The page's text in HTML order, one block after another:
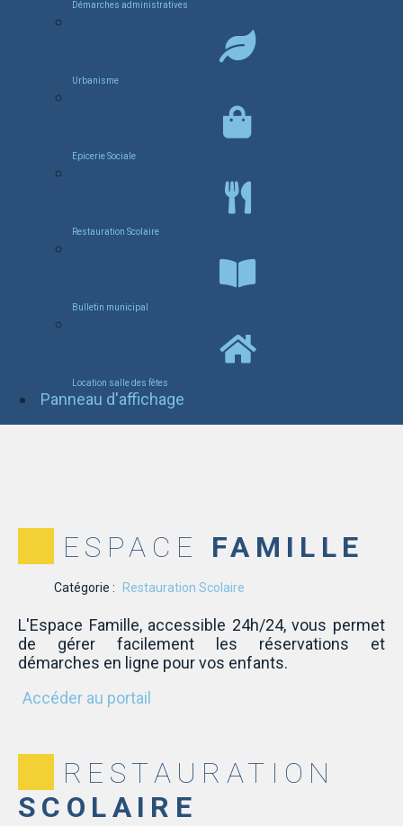
Démarches administratives
Urbanisme
Epicerie Sociale
Restauration Scolaire
Bulletin municipal
Location salle des fêtes
Panneau d'affichage
ESPACE FAMILLE
Catégorie : Restauration Scolaire
L'Espace Famille, accessible 24h/24, vous permet
de gérer facilement les réservations et
démarches en ligne pour vos enfants.
Accéder au portail
RESTAURATION
SCOLAIRE